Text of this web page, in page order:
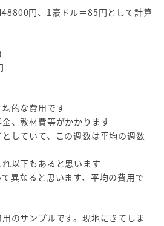
円、1豪ドル＝85円として計算
的な費用です
、教材費等がかかります
していて、この週数は平均の週数
以下もあると思います
異なると思います、平均の費用で
のサンプルです。現地にきてしま